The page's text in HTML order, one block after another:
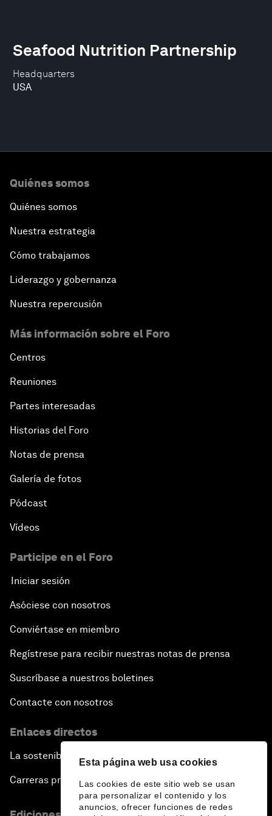
Esta página web usa cookies
Las cookies de este sitio web se usan
para personalizar el contenido y los
anuncios, ofrecer funciones de redes
Headquarters
USA
Seafood Nutrition Partnership
Quiénes somos
Quiénes somos
Nuestra estrategia
Cómo trabajamos
Liderazgo y gobernanza
Nuestra repercusión
Más información sobre el Foro
Centros
Reuniones
Partes interesadas
Historias del Foro
Notas de prensa
Galería de fotos
Pódcast
Vídeos
Participe en el Foro
Iniciar sesión
Asóciese con nosotros
Conviértase en miembro
Regístrese para recibir nuestras notas de prensa
Suscríbase a nuestros boletines
Contacte con nosotros
Enlaces directos
La sostenibilidad en el Foro
Carreras profesionales